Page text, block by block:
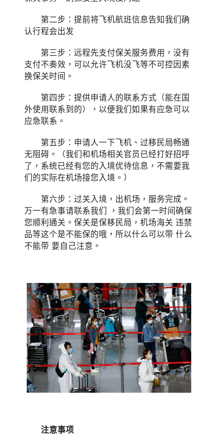
第二步：提前将飞机航班信息告知我们确
认行程会出发
第三步：远程先支付保关服务费用，没有
支付不奏效，可以允许飞机没飞等不可控因素
换保关时间。
第四步：提供申请人的联系方式（能在国
外使用联系到的），以便我们如果有应急可以
应急联系。
第五步：申请人一下飞机、过移民局畅通
无阻碍。（我们和机场相关官员已经打好招呼
了，系统已经有您的入境优待信息，不需要我
们的实际在机场接您入境。）
第六步：过关入境，出机场，服务完成。
万一有急事请联系我们 ，我们会第一时间确保
您顺利通关。保关是保移民局，机场海关 违禁
品等这个是不能保的哦，所以什么可以带 什么
不能带 要自己注意。
注意事项